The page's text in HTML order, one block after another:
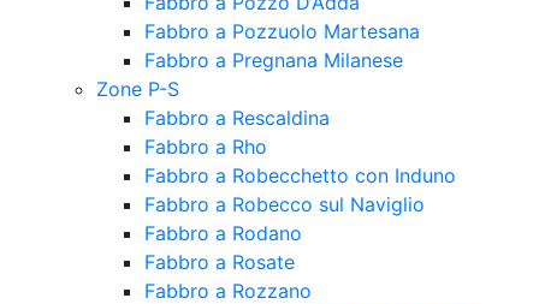
Fabbro a Pozzuolo Martesana
Fabbro a Pregnana Milanese
Zone P-S
Fabbro a Rescaldina
Fabbro a Rho
Fabbro a Robecchetto con Induno
Fabbro a Robecco sul Naviglio
Fabbro a Rodano
Fabbro a Rosate
Fabbro a Rozzano